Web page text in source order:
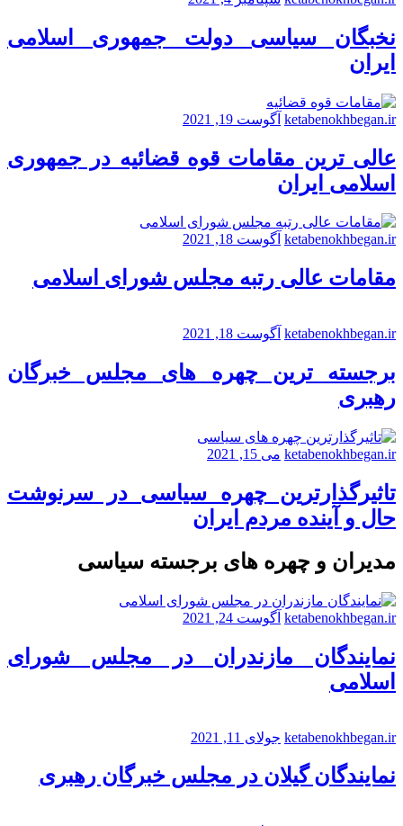
نخبگان سیاسی دولت جمهوری اسلامی
ایران
ketabenokhbegan.ir آگوست 19, 2021
عالی ترین مقامات قوه قضائیه در جمهوری
اسلامی ایران
ketabenokhbegan.ir آگوست 18, 2021
مقامات عالی رتبه مجلس شورای اسلامی
ketabenokhbegan.ir آگوست 18, 2021
برجسته ترین چهره های مجلس خبرگان
رهبری
ketabenokhbegan.ir می 15, 2021
تاثیرگذارترین چهره سیاسی در سرنوشت
حال و آینده مردم ایران
مدیران و چهره های برجسته سیاسی
ketabenokhbegan.ir آگوست 24, 2021
نمایندگان مازندران در مجلس شورای
اسلامی
ketabenokhbegan.ir جولای 11, 2021
نمایندگان گیلان در مجلس خبرگان رهبری